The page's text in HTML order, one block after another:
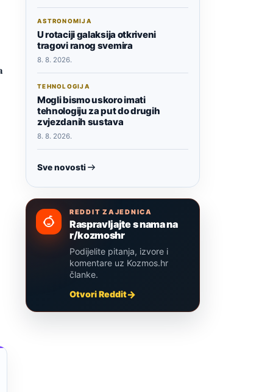
ASTRONOMIJA
U rotaciji galaksija otkriveni
tragovi ranog svemira
8. 8. 2026.
TEHNOLOGIJA
Mogli bismo uskoro imati
tehnologiju za put do drugih
zvjezdanih sustava
8. 8. 2026.
Sve novosti
REDDIT ZAJEDNICA
Raspravljajte s nama na
r/kozmoshr
Podijelite pitanja, izvore i
komentare uz Kozmos.hr
članke.
Otvori Reddit